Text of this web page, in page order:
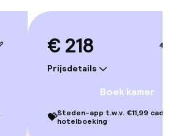
€ 218
Prijsdetails
4–5 sep.
Boek kamer
💝Steden-app t.w.v. €11,99 cadeau bij je
hotelboeking